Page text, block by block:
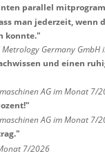
parallel
man jederzeit, wenn
konnte."
Metrology Germany
und einen
AG im Monat 7/
"
AG im Monat 7/
"
7/2026